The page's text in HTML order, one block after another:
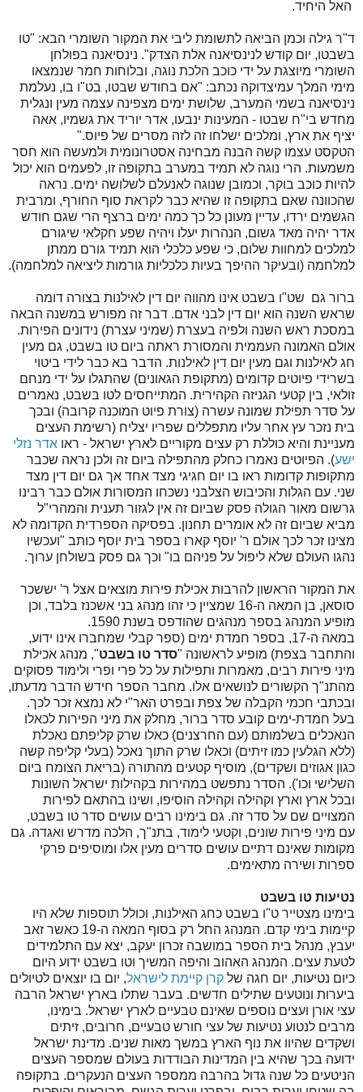
האל היחיד.
ד"ר גילה וכמן הביאה לתשומת ליבי את המקור השומרי הבא: "טו
בשבטו, יום קודש לנינסיאנה אלת הצדק". נינסיאנה בפולחן
השומרי מיוצגת על ידי כוכב הלכת נוגה, ובלוחות חמר שנמצאו
מימי המלך עמיצדוקה נכתב: "אם בחודש שבטו, בט"ו בו, נעלמת
נינסיאנה בשמי המערב, שלושת ימים מצפינה עצמה מעין ונגלית
מחדש בי"ח שבטו - המעינות ינבעו, אדר יוריד את גשמיו, אאה
יציף את ארץ, ומלכים ישלחו זה לזה מסרים של פיוס."
הטקסט עצמו קשה הבנה מבחינה אסטרונומית ולמעשה הוא חסר
משמעות. הרי נוגה לא תמיד במערב בתקופה זו, לפעמים הוא יכול
להיות כוכב בוקר, וכמובן שנוגה לאנעלם לשלושה ימים. נראה
שהכוונה שאם בתקופה זו שהיא כבר לקראת סוף החורף, ומרבית
הגשמים ירדו, עדיין מעונן כל כך כמה ימים ברצף הרי שגם חודש
אדר יהיה מאד גשום, הנהרות יעלו ויהיה שפע חקלאי שיגורם
למלכים למחוות שלום, כי שפע כלכלי הוא תמיד גורם ממתן
למלחמה (ובעיקר ההיפך בעיות כלכליות גורמות ליציאה למלחמה).
ברור גם שט"ו בשבט אינו מהווה יום דין לאילנות בצורה דומה
שראש השנה הוא יום דין לבני אדם. דבר זה מפורש במשנה הבאה
במסכת ראש השנה ולפיה בעצרת (שמיני עצרת) נידונים הפירות.
אולם האמונה העממית והמסורת ראתה ביום טו בשבט, גם מעין
חג לאילנות וגם מעין יום דין לאילנות. הדבר בא כבר לידי ביטוי
בשרידי פיוטים קדומים (מתקופת הגאונים) שהתגלו על ידי מנחם
זולאי, בין קטעי הגניזה הקהירית. המתייחסים לטו בשבט, נאמרים
על סדר תפילת שמונה עשרה (צורת פיוט המוכנה קרובה) ובכך
בית נזכר עץ אחר עליו מתפללים שפריו יצליח (רשימת העצים
מעניינת והיא כוללת רק עצים מקוריים לארץ ישראל - ראו אדר נזלי
ישע). הפיוטים נאמרו כחלק מהתפילה ביום זה ולכן נראה שכבר
מתקופות קדומות ראו בו יום חגיגי מצד אחד אך גם יום דין מצד
שני. עם הגלות והכיבוש הצלבני נשכחו המסורות אולם כבר רבינו
גרשום מאור הגולה פסק שביום זה אין לגזור תענית והמהרי"ל
מביא שביום זה לא אומרים תחנון. בפסיקה הספרדית הקדומה לא
מצינו זכר לכך אולם ר' יוסף קארו בספר בית יוסף כותב "ועכשיו
נהגו העולם שלא ליפול על פניהם בו" וכך גם פסק בשולחן ערוך.
את המקור הראשון להרבות אכילת פירות מוצאים אצל ר' יששכר
סוסאן, בן המאה ה-16 שמציין כי זהו מנהג בני אשכנז בלבד, וכן
מופיע המנהג בספר מנהגים שהודפס בשנת 1590.
במאה ה-17, בספר חמדת ימים (ספר קבלי שמחברו אינו ידוע,
והתחבר בצפת) מופיע לראשונה "סדר טו בשבט", מנהג אכילת
מיני פירות רבים, מאמרות ותפילות על כל פרי ופרי ולימוד פסוקים
מהתנ"ך הקשורים לנושאים אלו. מחבר הספר חידש הדבר מדעתו,
ובכתבי חכמי הקבלה של צפת ובפרט האר"י לא נמצא זכר לכך.
בעל חמדת-ימים קובע סדר ברור, מחלק את מיני הפירות לכאלו
הנאכלים בשלמותם (עם החרצנים) כאלו שרק קליפתם נאכלת
(ללא הגלעין כמו זיתים) וכאלו שרק התוך נאכל (בעלי קליפה קשה
כגון אגוזים ושקדים), מוסיף קטעים מהתורה (בריאת הצומח ביום
השלישי וכו'). הסדר נתפשט במהירות בקהילות ישראל השונות
ובכל ארץ וארץ וקהילה וקהילה הוסיפו, ושינו בהתאם לפירות
המצויים שם על סדר זה. גם בימינו רבים עושים סדר טו בשבט,
עם מיני פירות שונים, וקטעי לימוד, בתנ"ך, הלכה מדרש ואגדה. גם
מקומות שאינם דתיים עושים סדרים מעין אלו ומוסיפים פרקי
ספרות ושירה מתאימים.
נטיעות טו בשבט
בימינו מצטייר ט"ו בשבט כחג האילנות, וכולל תוספות שלא היו
קיימות בימי קדם. המנהג החל רק בסוף המאה ה-19 כאשר זאב
יעבץ, מנהל בית הספר במושבה זכרון יעקב, יצא עם התלמידים
לטעת עצים. המנהג האהוב והיפה המשיך וטו בשבט ידוע היום
כיום נטיעות, יום חגה של קרן קיימת לישראל, יום בו יוצאים לטיולים
ביערות ונוטעים שתילים חדשים. בעבר שתלו בארץ ישראל הרבה
עצי אורן ועצים נוספים שאינם טבעיים לארץ ישראל. בימינו,
מרבים לנטוע נטיעות של עצי חורש טבעיים, חרובים, זיתים
ושקדים שהיוו את נוף הארץ במשך מאות שנים. מדינת ישראל
ידועה בכך שהיא בין המדינות הבודדות בעולם שמספר העצים
הניטעים כל שנה גדול בהרבה ממספר העצים הנעקרים. בתקופה